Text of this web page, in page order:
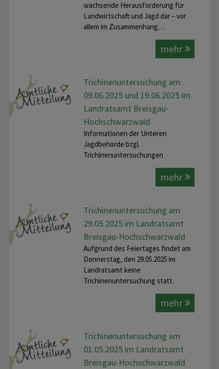
wachsende Herausforderung für
Landwirtschaft und Jagd dar – vor
allem im Zusammenhang…
mehr
Trichinenuntersuchung am
09.06.2025 und 19.06.2025 im
Landratsamt Breisgau-
Hochschwarzwald
Informationen der Unteren
Jagdbehörde bzgl.
Trichinenuntersuchungen
mehr
Trichinenuntersuchung am
29.05.2025 im Landratsamt
Breisgau-Hochschwarzwald
Aufgrund des Feiertages findet am
Donnerstag, den 29.05.2025 im
Landratsamt keine
Trichinenuntersuchung statt.
mehr
Trichinenuntersuchung am
01.05.2025 im Landratsamt
Breisgau-Hochschwarzwald